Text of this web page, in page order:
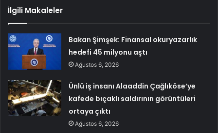
İlgili Makaleler
Bakan Şimşek: Finansal okuryazarlık
hedefi 45 milyonu aştı
Ağustos 6, 2026
Ünlü iş insanı Alaaddin Çağlıköse’ye
kafede bıçaklı saldırının görüntüleri
ortaya çıktı
Ağustos 6, 2026